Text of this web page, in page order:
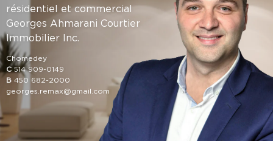
résidentiel et commercial
Georges Ahmarani Courtier
Immobilier Inc.
Chomedey
C 514 909-0149
B 450 682-2000
georges.remax@gmail.com